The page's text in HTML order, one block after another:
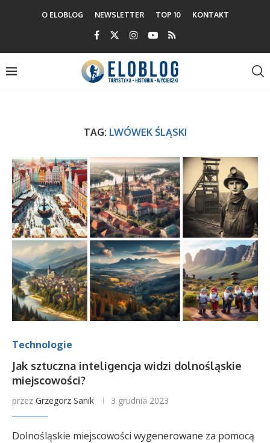
O ELOBLOG NEWSLETTER TOP 10 KONTAKT
TAG: LWÓWEK ŚLĄSKI
Technologie
Jak sztuczna inteligencja widzi dolnośląskie
miejscowości?
przez Grzegorz Sanik 3 grudnia 2023
Dolnośląskie miejscowości wygenerowane za pomocą